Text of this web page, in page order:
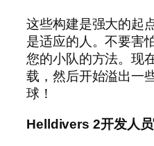
这些构建是强大的起
是适应的人。不要害
您的小队的方法。现
载，然后开始溢出一
球！
Helldivers 2开发人